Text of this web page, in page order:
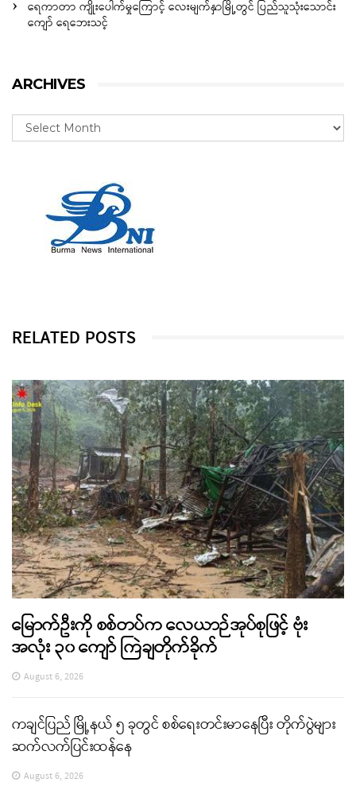
ရေကာတာ ကျိုးပေါက်မှုကြောင့် လေးမျက်နှာမြို့တွင် ပြည်သူသုံးသောင်း
ကျော် ရေဘေးသင့်
ARCHIVES
RELATED POSTS
မြောက်ဦးကို စစ်တပ်က လေယာဉ်အုပ်စုဖြင့် ဗုံး
အလုံး ၃၀ ကျော် ကြဲချတိုက်ခိုက်
August 6, 2026
ကချင်ပြည် မြို့နယ် ၅ ခုတွင် စစ်ရေးတင်းမာနေပြီး တိုက်ပွဲများ
ဆက်လက်ပြင်းထန်နေ
August 6, 2026